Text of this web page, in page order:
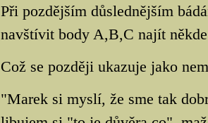
Při pozdějším důslednějším
navštívit body A,B,C najít
Což se později ukazuje jako
"Marek si myslí, že sme tak